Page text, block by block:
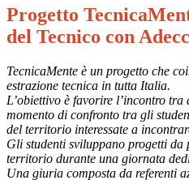
Progetto
del Tecnico con
TecnicaMente è un progetto che
estrazione tecnica in tutta Italia.
L’obiettivo è favorire l’incontro
momento di confronto tra gli
del territorio interessate a
Gli studenti sviluppano progetti da
territorio durante una giornata
Una giuria composta da referenti